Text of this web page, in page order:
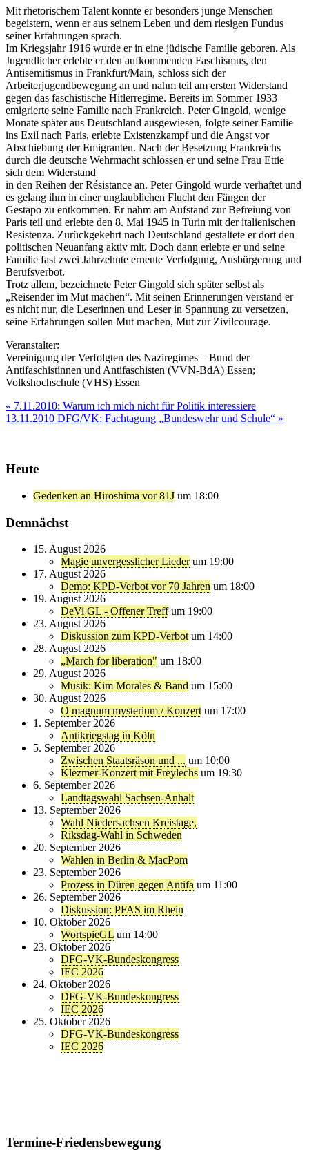
Mit rhetorischem Talent konnte er besonders junge Menschen
begeistern, wenn er aus seinem Leben und dem riesigen Fundus
seiner Erfahrungen sprach.
Im Kriegsjahr 1916 wurde er in eine jüdische Familie geboren. Als
Jugendlicher erlebte er den aufkommenden Faschismus, den
Antisemitismus in Frankfurt/Main, schloss sich der
Arbeiterjugendbewegung an und nahm teil am ersten Widerstand
gegen das faschistische Hitlerregime. Bereits im Sommer 1933
emigrierte seine Familie nach Frankreich. Peter Gingold, wenige
Monate später aus Deutschland ausgewiesen, folgte seiner Familie
ins Exil nach Paris, erlebte Existenzkampf und die Angst vor
Abschiebung der Emigranten. Nach der Besetzung Frankreichs
durch die deutsche Wehrmacht schlossen er und seine Frau Ettie
sich dem Widerstand
in den Reihen der Résistance an. Peter Gingold wurde verhaftet und
es gelang ihm in einer unglaublichen Flucht den Fängen der
Gestapo zu entkommen. Er nahm am Aufstand zur Befreiung von
Paris teil und erlebte den 8. Mai 1945 in Turin mit der italienischen
Resistenza. Zurückgekehrt nach Deutschland gestaltete er dort den
politischen Neuanfang aktiv mit. Doch dann erlebte er und seine
Familie fast zwei Jahrzehnte erneute Verfolgung, Ausbürgerung und
Berufsverbot.
Trotz allem, bezeichnete Peter Gingold sich später selbst als
„Reisender im Mut machen“. Mit seinen Erinnerungen verstand er
es nicht nur, die Leserinnen und Leser in Spannung zu versetzen,
seine Erfahrungen sollen Mut machen, Mut zur Zivilcourage.
Veranstalter:
Vereinigung der Verfolgten des Naziregimes – Bund der
Antifaschistinnen und Antifaschisten (VVN-BdA) Essen;
Volkshochschule (VHS) Essen
Beitragsnavigation
« 7.11.2010: Warum ich mich nicht für Politik interessiere
13.11.2010 DFG/VK: Fachtagung „Bundeswehr und Schule“ »
Heute
Gedenken an Hiroshima vor 81J um 18:00
Demnächst
15. August 2026
Magie unvergesslicher Lieder um 19:00
17. August 2026
Demo: KPD-Verbot vor 70 Jahren um 18:00
19. August 2026
DeVi GL - Offener Treff um 19:00
23. August 2026
Diskussion zum KPD-Verbot um 14:00
28. August 2026
„March for liberation" um 18:00
29. August 2026
Musik: Kim Morales & Band um 15:00
30. August 2026
O magnum mysterium / Konzert um 17:00
1. September 2026
Antikriegstag in Köln
5. September 2026
Zwischen Staatsräson und ... um 10:00
Klezmer-Konzert mit Freylechs um 19:30
6. September 2026
Landtagswahl Sachsen-Anhalt
13. September 2026
Wahl Niedersachsen Kreistage,
Riksdag-Wahl in Schweden
20. September 2026
Wahlen in Berlin & MacPom
23. September 2026
Prozess in Düren gegen Antifa um 11:00
26. September 2026
Diskussion: PFAS im Rhein
10. Oktober 2026
WortspieGL um 14:00
23. Oktober 2026
DFG-VK-Bundeskongress
IEC 2026
24. Oktober 2026
DFG-VK-Bundeskongress
IEC 2026
25. Oktober 2026
DFG-VK-Bundeskongress
IEC 2026
Termine-Friedensbewegung